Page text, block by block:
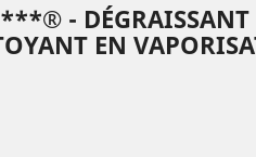
- DÉGRAISSANT
EN